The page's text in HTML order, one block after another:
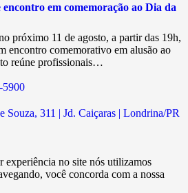
em comemoração ao Dia da
próximo 11 de agosto, a partir das 19h,
encontro comemorativo em alusão ao
reúne profissionais…
5900
Souza, 311 | Jd. Caiçaras | Londrina/PR
experiência no site nós utilizamos
você concorda com a nossa